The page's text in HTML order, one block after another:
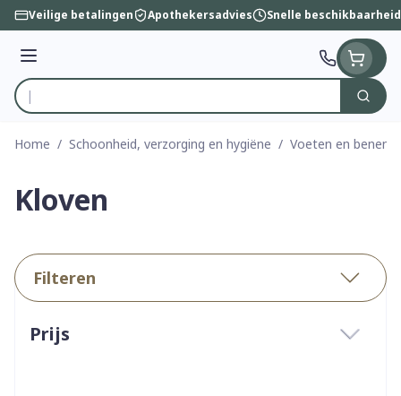
Ga naar de inhoud
Veilige betalingen Apothekersadvies Snelle beschikbaarheid
Menu
Product, merk, categorie...
Zoek
Home / Schoonheid, verzorging en hygiëne / Voeten en benen
Kloven
Filteren
Prijs